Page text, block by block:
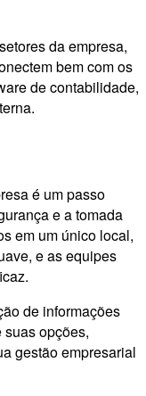
da empresa,
bem com os
de contabilidade,
é um passo
e a tomada
em um único local,
e as equipes
de informações
suas opções,
gestão empresarial